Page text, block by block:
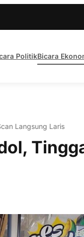
PolitikBicara
Langsung Laris